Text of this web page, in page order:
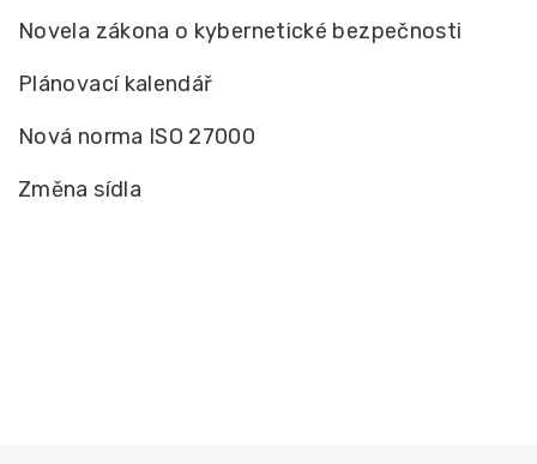
Novela zákona o kybernetické bezpečnosti
Plánovací kalendář
Nová norma ISO 27000
Změna sídla